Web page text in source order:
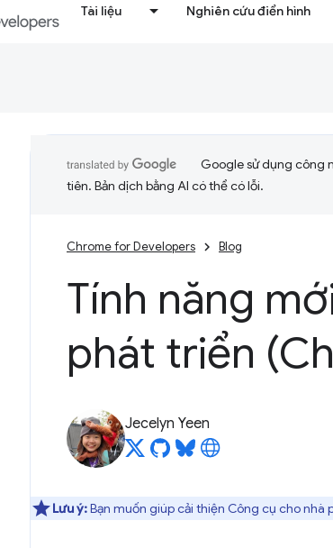
Tài liệu Nghiên cứu điển hình
Google sử dụng công
tiên. Bản dịch bằng AI có thể có lỗi.
Chrome for Developers Blog
Tính năng
phát triển
Jecelyn Yeen
Lưu ý:Bạn muốn giúp cải thiện Công cụ cho